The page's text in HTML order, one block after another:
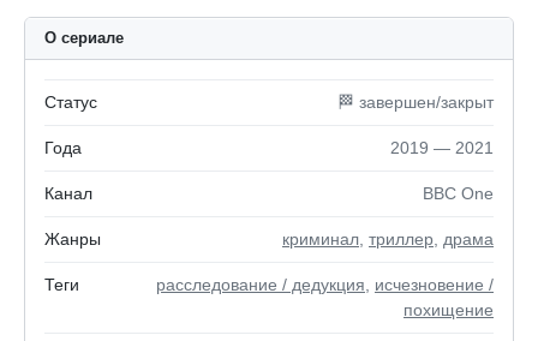
О сериале
Статус 🏁 завершен/закрыт
Года 2019 — 2021
Канал BBC One
Жанры криминал триллер драма
Теги расследование / дедукция
исчезновение /
похищение